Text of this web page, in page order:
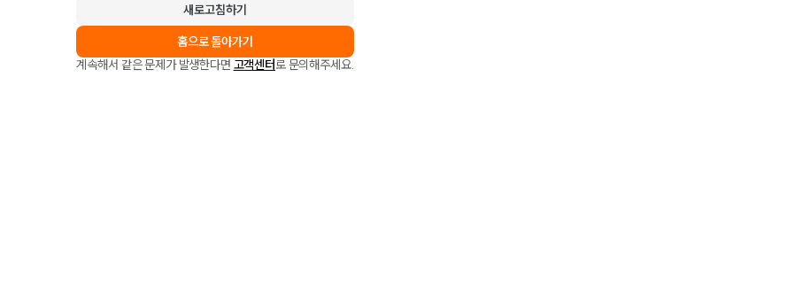
새로고침하기
홈으로 돌아가기
계속해서 같은 문제가 발생한다면 고객센터로 문의해주세요.